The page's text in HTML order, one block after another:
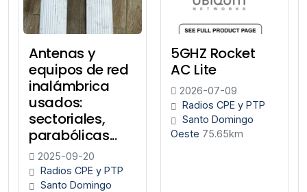
Antenas y
equipos de red
inalámbrica
usados:
sectoriales,
parabólicas...
2025-09-20
Radios CPE y PTP
Santo Domingo
5GHZ Rocket
AC Lite
2026-07-09
Radios CPE y PTP
Santo Domingo
Oeste 75.65km